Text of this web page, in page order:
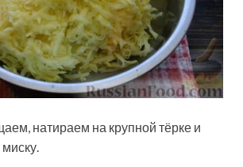
натираем на крупной тёрке и